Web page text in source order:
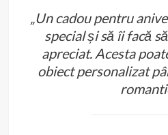
„Un cadou pentru
special și să îi facă
apreciat. Acesta
obiect personalizat